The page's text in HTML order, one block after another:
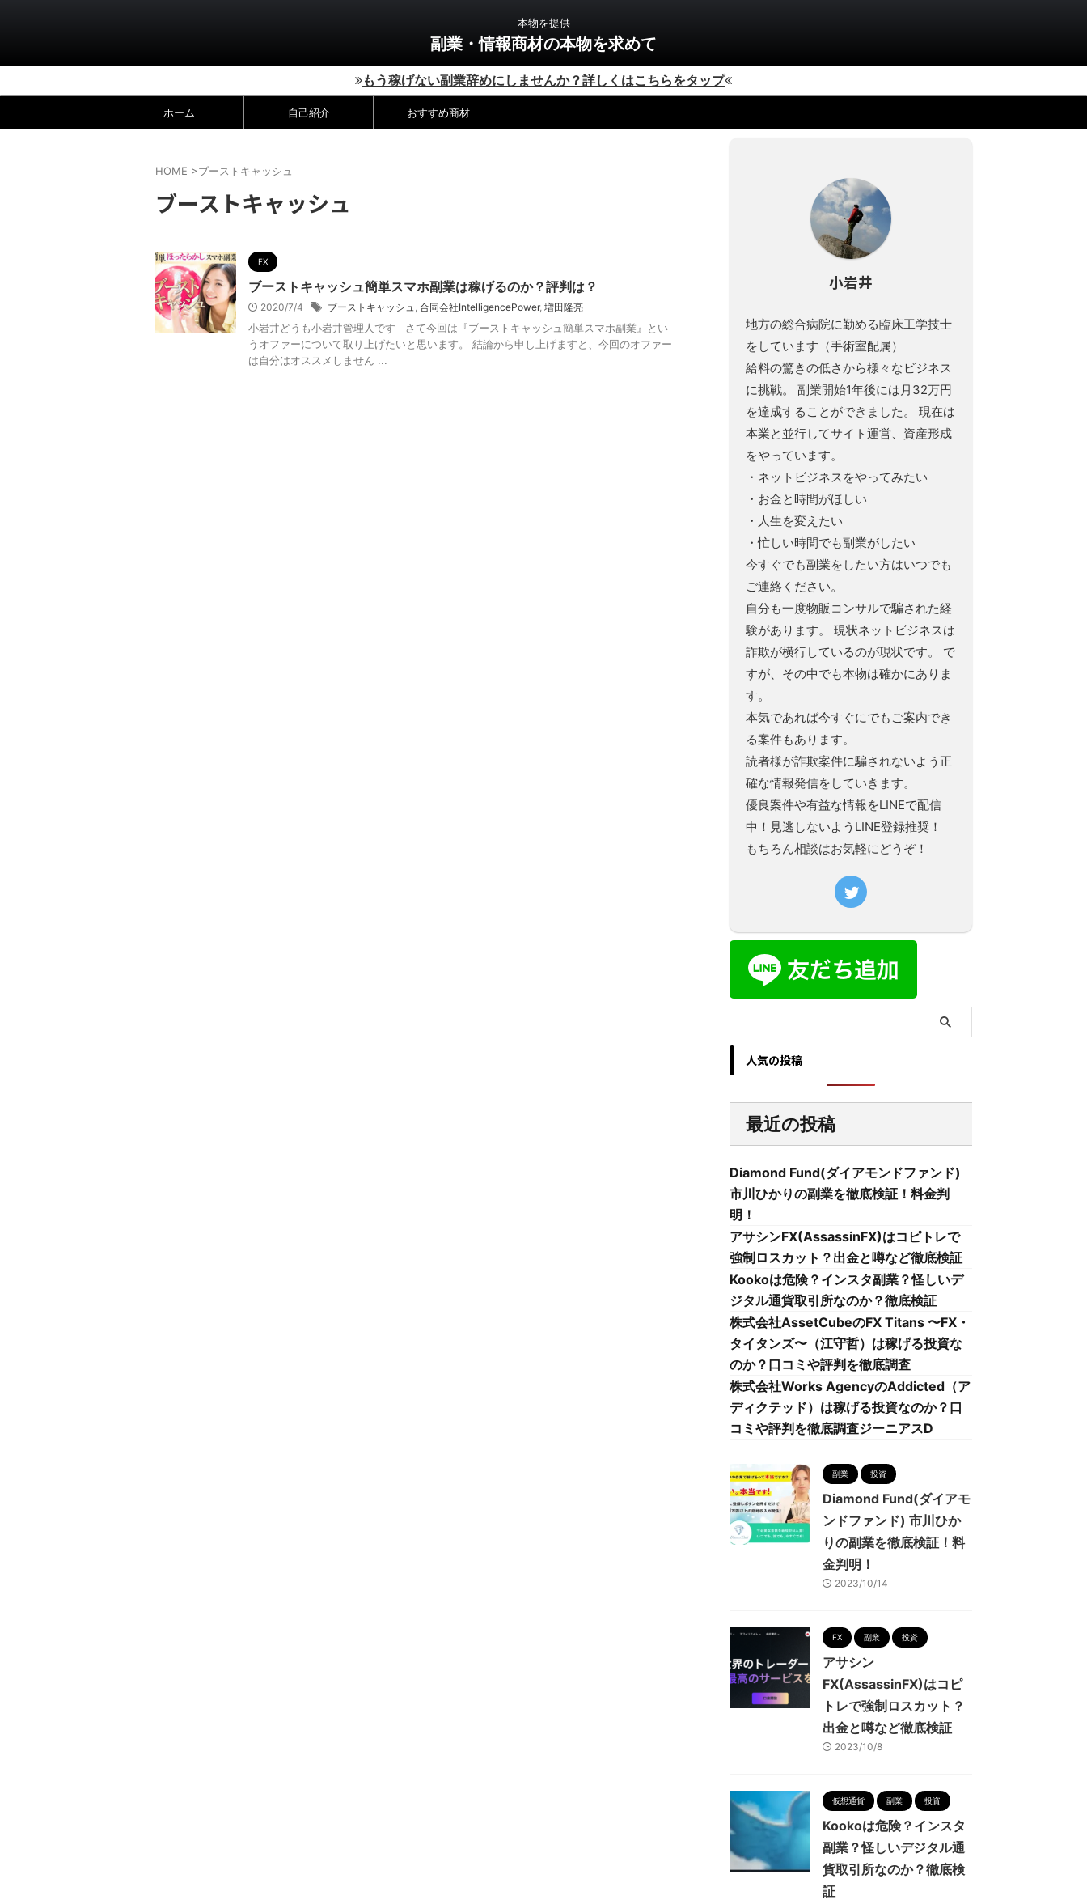
本物を提供
副業・情報商材の本物を求めて
もう稼げない副業辞めにしませんか？詳しくはこちらをタップ
ホーム 自己紹介 おすすめ商材
HOME >ブーストキャッシュ
ブーストキャッシュ
FX
ブーストキャッシュ簡単スマホ副業は稼げるのか？評判は？
2020/7/4 ブーストキャッシュ, 合同会社IntelligencePower, 増田隆亮
小岩井どうも小岩井管理人です さて今回は『ブーストキャッシュ簡単スマホ副業』とい
うオファーについて取り上げたいと思います。 結論から申し上げますと、今回のオファー
は自分はオススメしません ...
小岩井
地方の総合病院に勤める臨床工学技士
をしています（手術室配属）
給料の驚きの低さから様々なビジネス
に挑戦。 副業開始1年後には月32万円
を達成することができました。 現在は
本業と並行してサイト運営、資産形成
をやっています。
・ネットビジネスをやってみたい
・お金と時間がほしい
・人生を変えたい
・忙しい時間でも副業がしたい
今すぐでも副業をしたい方はいつでも
ご連絡ください。
自分も一度物販コンサルで騙された経
験があります。 現状ネットビジネスは
詐欺が横行しているのが現状です。 で
すが、その中でも本物は確かにありま
す。
本気であれば今すぐにでもご案内でき
る案件もあります。
読者様が詐欺案件に騙されないよう正
確な情報発信をしていきます。
優良案件や有益な情報をLINEで配信
中！見逃しないようLINE登録推奨！
もちろん相談はお気軽にどうぞ！
人気の投稿
最近の投稿
Diamond Fund(ダイアモンドファンド)
市川ひかりの副業を徹底検証！料金判
明！
アサシンFX(AssassinFX)はコピトレで
強制ロスカット？出金と噂など徹底検証
Kookoは危険？インスタ副業？怪しいデ
ジタル通貨取引所なのか？徹底検証
株式会社AssetCubeのFX Titans 〜FX・
タイタンズ〜（江守哲）は稼げる投資な
のか？口コミや評判を徹底調査
株式会社Works AgencyのAddicted（ア
ディクテッド）は稼げる投資なのか？口
コミや評判を徹底調査ジーニアスD
副業 投資
Diamond Fund(ダイアモ
ンドファンド) 市川ひか
りの副業を徹底検証！料
金判明！
2023/10/14
FX 副業 投資
アサシン
FX(AssassinFX)はコピ
トレで強制ロスカット？
出金と噂など徹底検証
2023/10/8
仮想通貨 副業 投資
Kookoは危険？インスタ
副業？怪しいデジタル通
貨取引所なのか？徹底検
証